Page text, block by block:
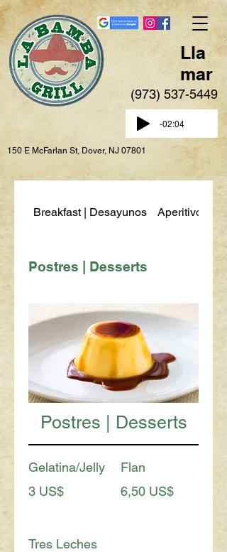
(973) 537-5449
Lla
mar
-02:04
150 E McFarlan St, Dover, NJ 07801
Breakfast | Desayunos Aperitivos |
Postres | Desserts
Postres | Desserts
Gelatina/Jelly
3 US$
Flan
6,50 US$
Tres Leches